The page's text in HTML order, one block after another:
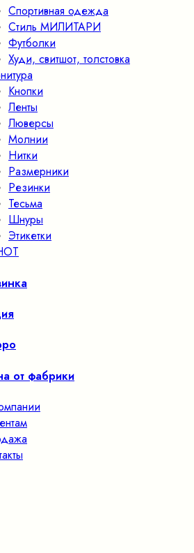
Спортивная одежда
Стиль МИЛИТАРИ
Футболки
Худи, свитшот, толстовка
Кнопки
Ленты
Люверсы
Молнии
Нитки
Размерники
Резинки
Тесьма
Шнуры
Этикетки
от фабрики